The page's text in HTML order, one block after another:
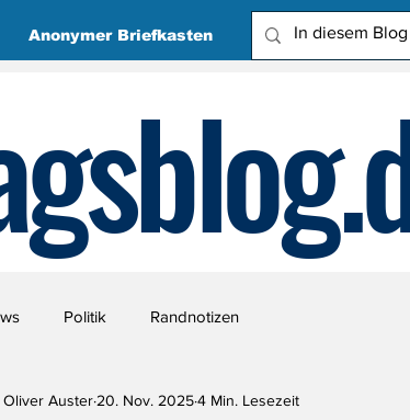
Anonymer Briefkasten
Politik Randnotizen
Oliver Auster 20. Nov. 20254 Min. Lesezeit